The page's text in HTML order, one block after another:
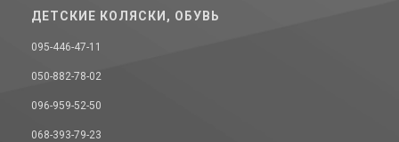
ДЕТСКИЕ КОЛЯСКИ, ОБУВЬ
095-446-47-11
050-882-78-02
096-959-52-50
068-393-79-23